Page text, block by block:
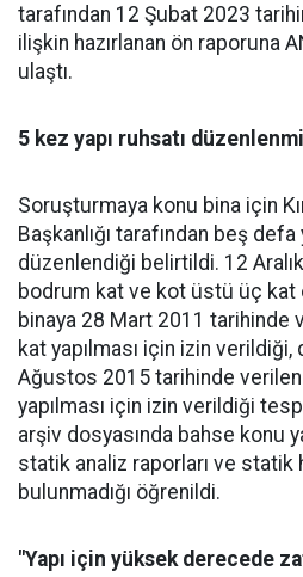
tarafından 12 Şubat 2023
ilişkin hazırlanan ön raporuna
ulaştı.
5 kez yapı ruhsatı
Soruşturmaya konu bina için
Başkanlığı tarafından beş defa
düzenlendiği belirtildi. 12
bodrum kat ve kot üstü üç kat
binaya 28 Mart 2011 tarihinde
kat yapılması için izin verildiği,
Ağustos 2015 tarihinde
yapılması için izin verildiği
arşiv dosyasında bahse konu
statik analiz raporları ve statik
bulunmadığı öğrenildi.
"Yapı için yüksek derecede